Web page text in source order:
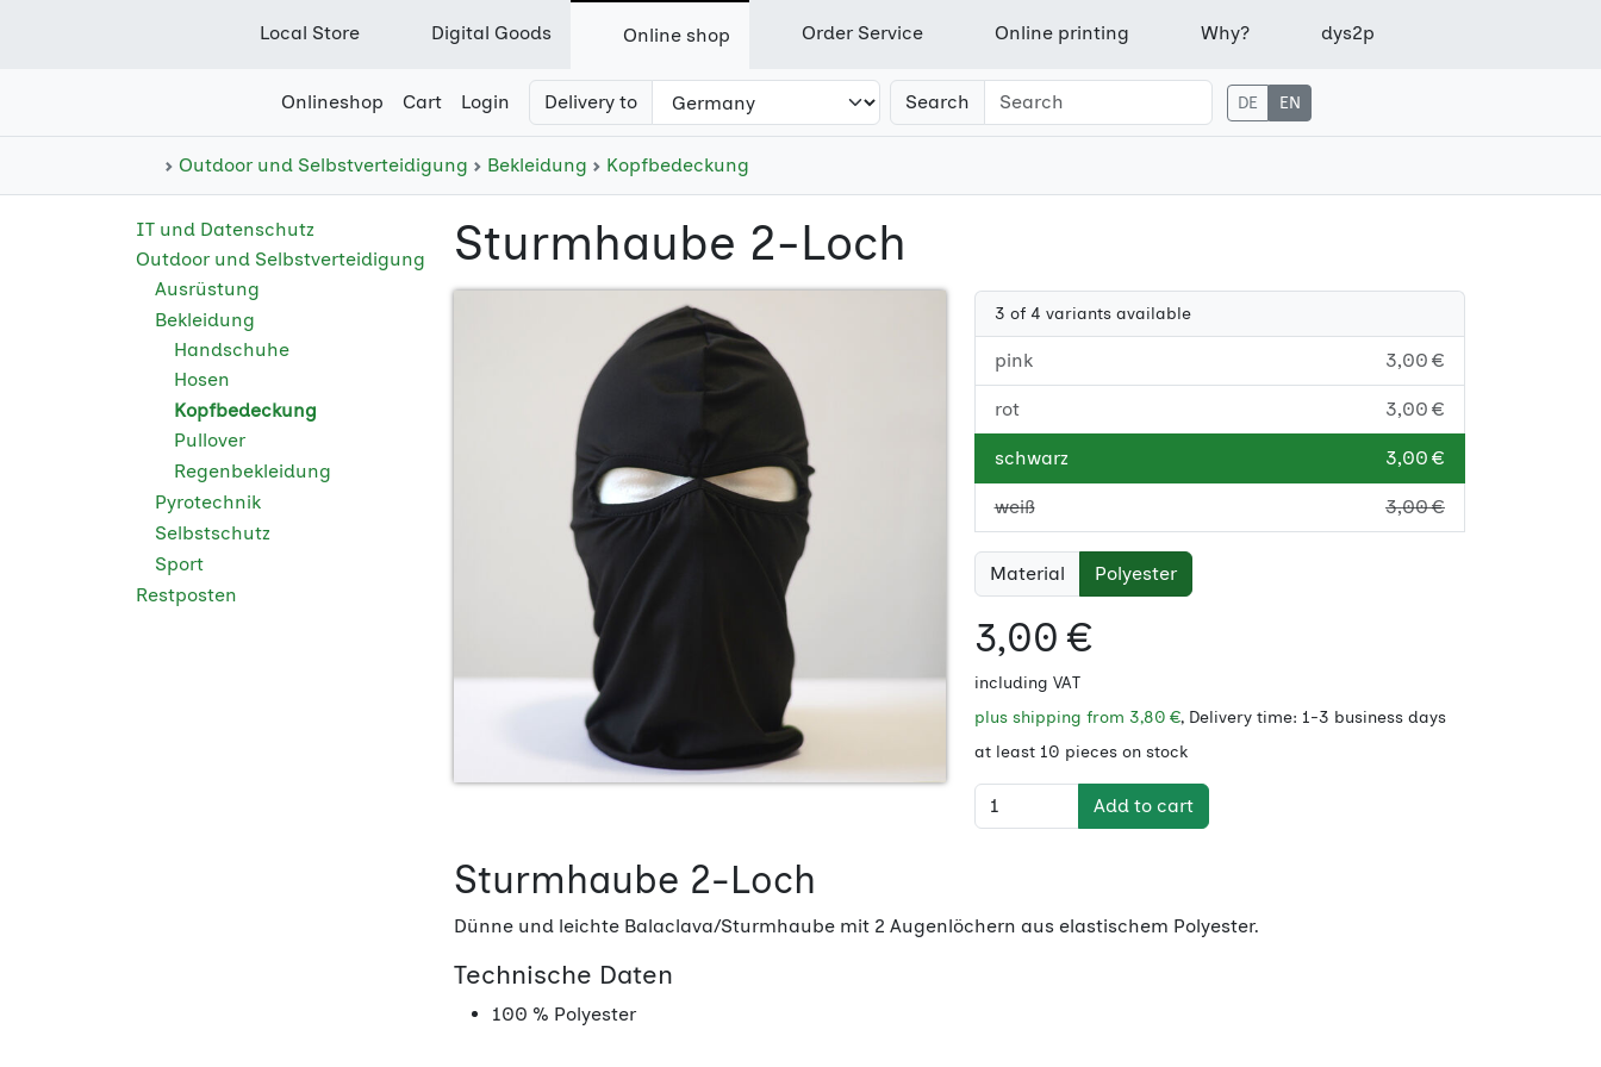
Local Store Digital Goods Online shop Order Service Online printing Why? dys2p
Onlineshop Cart Login Delivery to Search DE EN
Outdoor und Selbstverteidigung Bekleidung Kopfbedeckung
IT und Datenschutz
Outdoor und Selbstverteidigung
Ausrüstung
Bekleidung
Handschuhe
Hosen
Kopfbedeckung
Pullover
Regenbekleidung
Pyrotechnik
Selbstschutz
Sport
Restposten
Sturmhaube 2-Loch
3 of 4 variants available
pink 3,00 €
rot 3,00 €
schwarz 3,00 €
weiß 3,00 €
Material Polyester
3,00 €
including VAT
plus shipping from 3,80 €, Delivery time: 1-3 business days
at least 10 pieces on stock
Add to cart
Sturmhaube 2-Loch
Dünne und leichte Balaclava/Sturmhaube mit 2 Augenlöchern aus elastischem Polyester.
Technische Daten
100 % Polyester